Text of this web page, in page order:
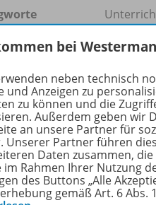
zahlreiche Theorien
sollten Lehrkräfte dabei
Altersstufe, ob sie
bei
neben technisch
und Anzeigen zu
zu können und die
Außerdem geben wir
an unsere Partner für
Unserer Partner führen
Daten zusammen,
im Rahmen Ihrer Nutzung
des Buttons „Alle
gemäß Art. 6 Abs.